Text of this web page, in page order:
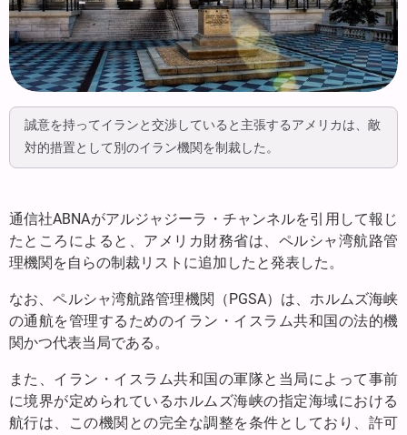
誠意を持ってイランと交渉していると主張するアメリカは、敵
対的措置として別のイラン機関を制裁した。
通信社ABNAがアルジャジーラ・チャンネルを引用して報じ
たところによると、アメリカ財務省は、ペルシャ湾航路管
理機関を自らの制裁リストに追加したと発表した。
なお、ペルシャ湾航路管理機関（PGSA）は、ホルムズ海峡
の通航を管理するためのイラン・イスラム共和国の法的機
関かつ代表当局である。
また、イラン・イスラム共和国の軍隊と当局によって事前
に境界が定められているホルムズ海峡の指定海域における
航行は、この機関との完全な調整を条件としており、許可